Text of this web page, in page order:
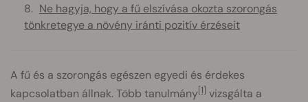
Ne hagyja, hogy a fű elszívása okozta szorongás
tönkretegye a növény iránti pozitív érzéseit
A fű és a szorongás egészen egyedi és érdekes
kapcsolatban állnak. Több tanulmány[1] vizsgálta a